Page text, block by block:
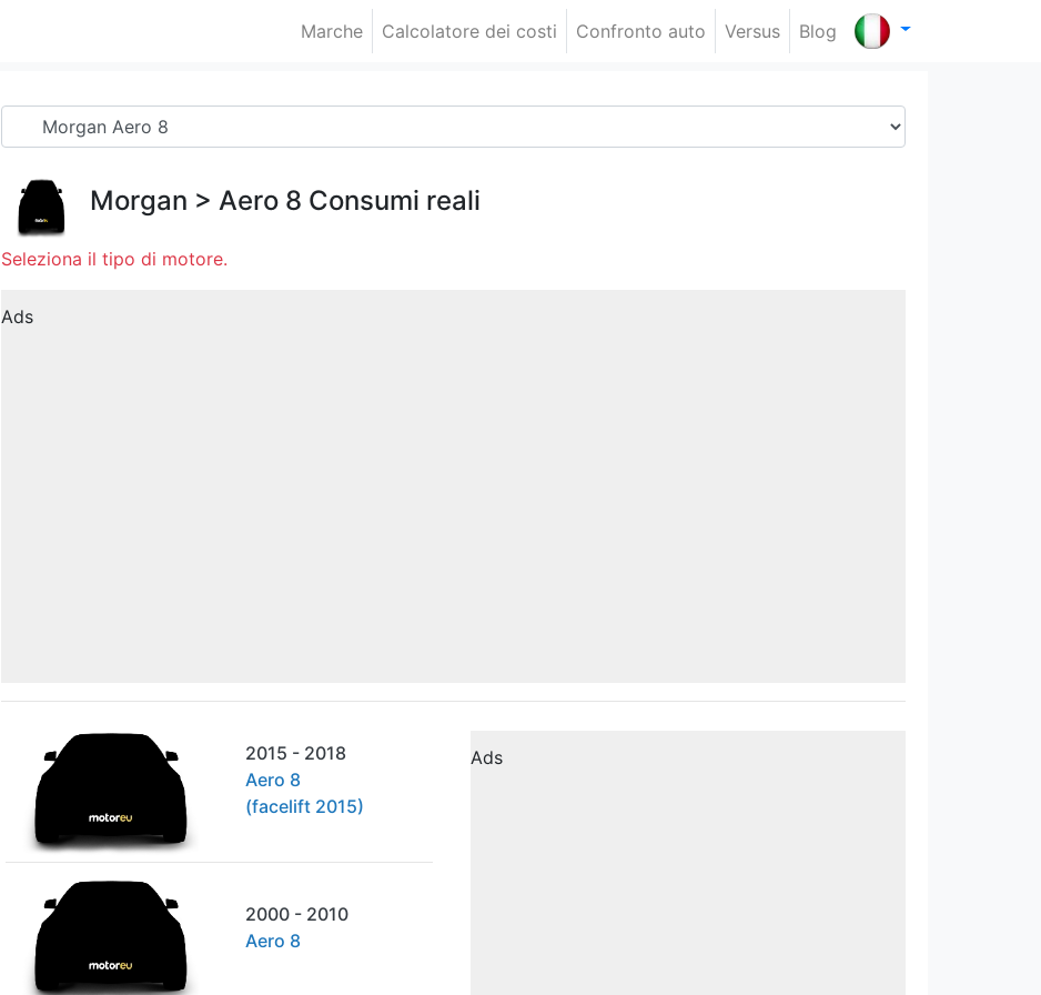
Marche Calcolatore dei costi Confronto auto Versus Blog
Morgan > Aero 8 Consumi reali
Seleziona il tipo di motore.
Ads
2015 - 2018
Aero 8
(facelift 2015)
2000 - 2010
Aero 8
Ads